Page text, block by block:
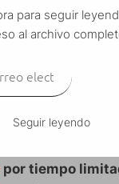
W. García Fuentes
iPhone Juegos · 13
por tiempo
para seguir
al archivo
Seguir leyendo